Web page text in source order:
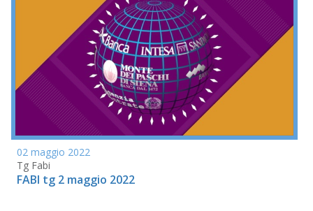
02 maggio 2022
Tg Fabi
FABI tg 2 maggio 2022